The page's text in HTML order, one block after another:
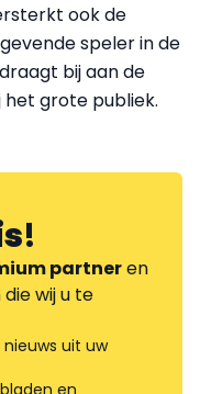
ook de
speler in de
bij aan de
het grote publiek.
!
partneren
wij u te
uit uw
en